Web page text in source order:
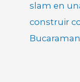
slam en
construir